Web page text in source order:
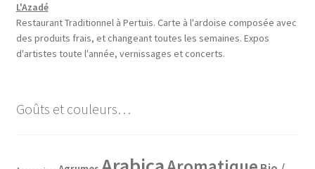
L'Azadé
Restaurant Traditionnel à Pertuis. Carte à l'ardoise composée avec
des produits frais, et changeant toutes les semaines. Expos
d'artistes toute l'année, vernissages et concerts.
Goûts et couleurs…